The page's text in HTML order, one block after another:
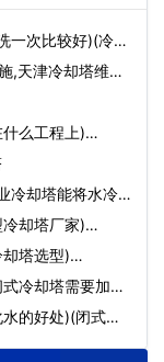
一次比较好)(冷
,天津冷却塔维
什么工程上)…
冷却塔能将水冷
冷却塔厂家)…
却塔选型)…
冷却塔需要加药
的好处)(闭式冷